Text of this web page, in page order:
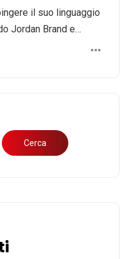
il suo linguaggio
Jordan Brand e…
Cerca